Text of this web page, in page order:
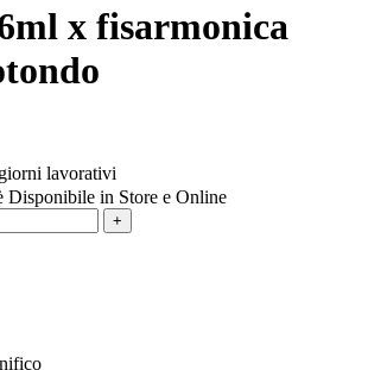
x fisarmonica
lavorativi
Disponibile in Store e Online
+